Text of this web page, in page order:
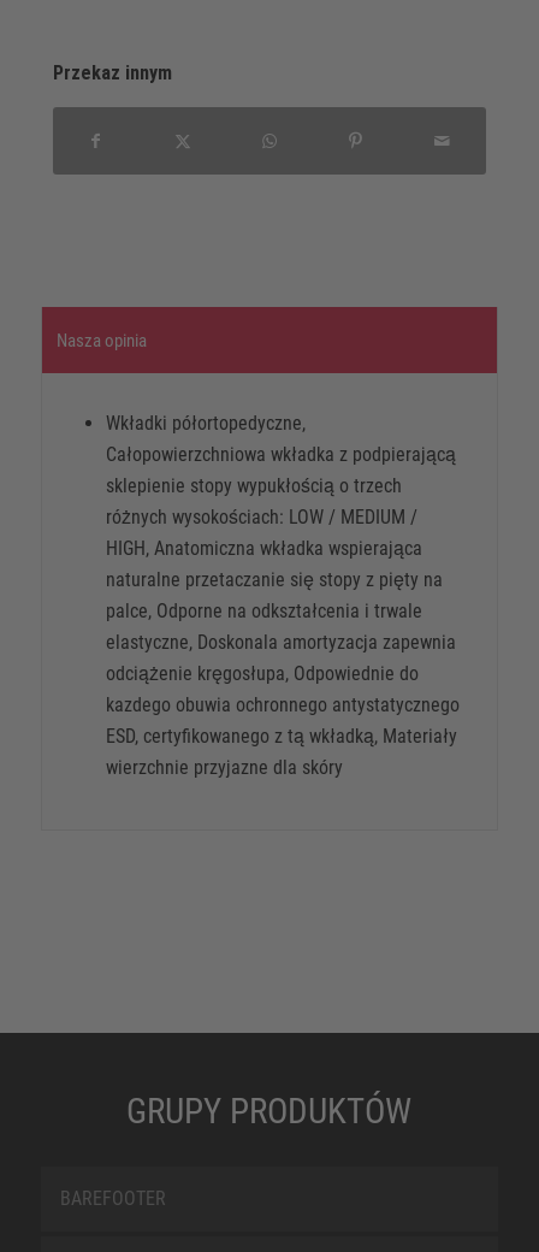
Przekaz innym
Nasza opinia
Wkładki półortopedyczne,
Całopowierzchniowa wkładka z podpierającą
sklepienie stopy wypukłością o trzech
różnych wysokościach: LOW / MEDIUM /
HIGH, Anatomiczna wkładka wspierająca
naturalne przetaczanie się stopy z pięty na
palce, Odporne na odkształcenia i trwale
elastyczne, Doskonala amortyzacja zapewnia
odciążenie kręgosłupa, Odpowiednie do
kazdego obuwia ochronnego antystatycznego
ESD, certyfikowanego z tą wkładką, Materiały
wierzchnie przyjazne dla skóry
GRUPY PRODUKTÓW
BAREFOOTER